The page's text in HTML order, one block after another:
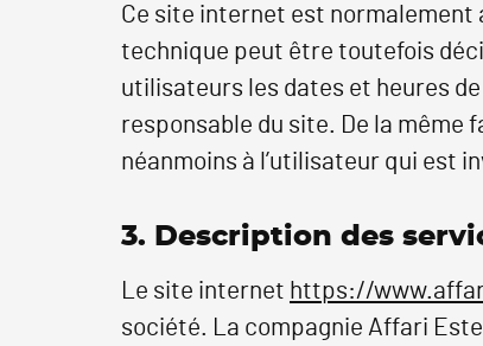
Ce site internet est
technique peut être toutefois
utilisateurs les dates et heures
responsable du site. De la même
néanmoins à l’utilisateur qui est
3. Description des
Le site internet https://
société. La compagnie Affari